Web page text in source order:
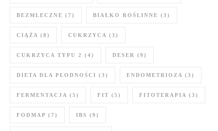
BEZMLECZNE (7) BIAŁKO ROŚLINNE (3)
CIĄŻA (8) CUKRZYCA (3)
CUKRZYCA TYPU 2 (4) DESER (9)
DIETA DLA PŁODNOŚCI (3) ENDOMETRIOZA (3)
FERMENTACJA (5) FIT (5) FITOTERAPIA (3)
FODMAP (7) IBS (9)